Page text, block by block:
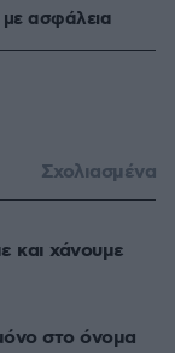
ασφάλεια
Σχολιασμένα
και χάνουμε
στο όνομα